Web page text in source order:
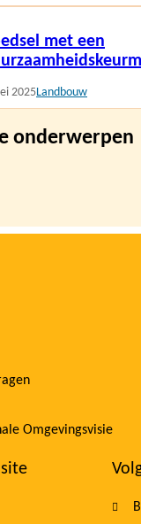
met een
2025Landbouw
onderwerpen
Omgevingsvisie